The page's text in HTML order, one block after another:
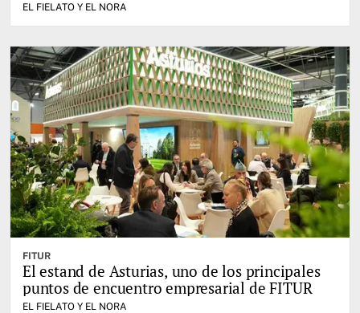
EL FIELATO Y EL NORA
FITUR
El estand de Asturias, uno de los principales
puntos de encuentro empresarial de FITUR
EL FIELATO Y EL NORA